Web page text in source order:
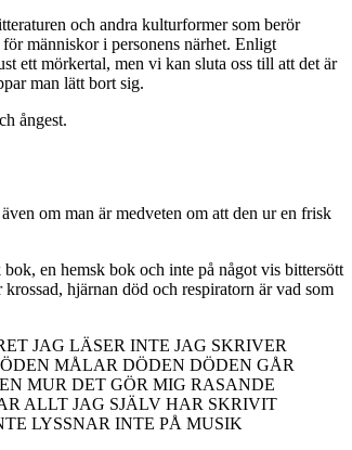
och andra kulturformer som berör
människor i personens närhet. Enligt
ett mörkertal, men vi kan sluta oss till att det är
man lätt bort sig.
ångest.
om man är medveten om att den ur en frisk
en hemsk bok och inte på något vis bittersött
hjärnan död och respiratorn är vad som
JAG LÄSER INTE JAG SKRIVER
MÅLAR DÖDEN DÖDEN GÅR
MUR DET GÖR MIG RASANDE
ALLT JAG SJÄLV HAR SKRIVIT
LYSSNAR INTE PÅ MUSIK